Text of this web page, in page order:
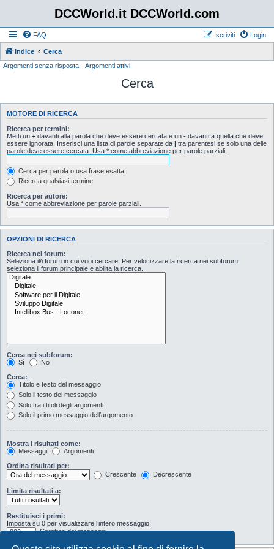
DCCWorld.it DCCWorld.com
FAQ Login
Iscriviti
Indice
Cerca
Argomenti senza risposta
Argomenti attivi
Cerca
MOTORE DI RICERCA
Ricerca per termini:
Metti un + davanti alla parola che deve essere cercata e un - davanti a quella che deve
essere ignorata. Inserisci una lista di parole separate da | tra parentesi se solo una delle
parole deve essere cercata. Usa * come abbreviazione per parole parziali.
Cerca per parola o usa frase esatta
Ricerca qualsiasi termine
Ricerca per autore:
Usa * come abbreviazione per parole parziali.
OPZIONI DI RICERCA
Ricerca nei forum:
Seleziona il/i forum in cui vuoi cercare. Per velocizzare la ricerca nei subforum
seleziona il forum principale e abilita la ricerca.
Cerca nei subforum:
Sì
No
Cerca:
Titolo e testo del messaggio
Solo il testo del messaggio
Solo tra i titoli degli argomenti
Solo il primo messaggio dell’argomento
Mostra i risultati come:
Messaggi
Argomenti
Ordina risultati per:
Crescente
Decrescente
Limita risultati a:
Restituisci i primi:
Imposta su 0 per visualizzare l’intero messaggio.
Caratteri dei messaggi